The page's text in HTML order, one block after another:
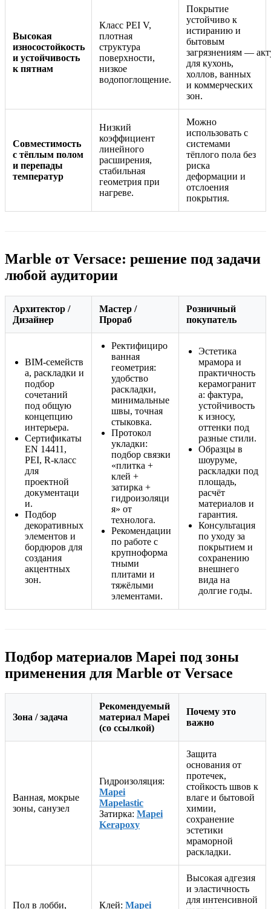
Высокая
износостойкость
и устойчивость
к пятнам
Класс PEI V,
плотная
структура
поверхности,
низкое
водопоглощение.
Покрытие
устойчиво к
истиранию и
бытовым
загрязнениям —
для кухонь,
холлов, ванных
и коммерческих
зон.
Совместимость
с тёплым полом
и перепады
температур
Низкий
коэффициент
линейного
расширения,
стабильная
геометрия при
нагреве.
Можно
использовать с
системами
тёплого пола без
риска
деформации и
отслоения
покрытия.
Marble от Versace: решение под задачи
любой аудитории
Архитектор /
Дизайнер
Мастер /
Прораб
Розничный
покупатель
BIM‑семейств
а, раскладки и
подбор
сочетаний
под общую
концепцию
интерьера.
Сертификаты
EN 14411,
PEI, R‑класс
для
проектной
документаци
и.
Подбор
декоративных
элементов и
бордюров для
создания
акцентных
зон.
Ректифициро
ванная
геометрия:
удобство
раскладки,
минимальные
швы, точная
стыковка.
Протокол
укладки:
подбор связки
«плитка +
клей +
затирка +
гидроизоляци
я» от
технолога.
Рекомендации
по работе с
крупноформа
тными
плитами и
тяжёлыми
элементами.
Эстетика
мрамора и
практичность
керамогранит
а: фактура,
устойчивость
к износу,
оттенки под
разные стили.
Образцы в
шоуруме,
раскладки под
площадь,
расчёт
материалов и
гарантия.
Консультация
по уходу за
покрытием и
сохранению
внешнего
вида на
долгие годы.
Подбор материалов Mapei под зоны
применения для Marble от Versace
Зона / задача
Рекомендуемый
материал Mapei
(со ссылкой)
Почему это
важно
Ванная, мокрые
зоны, санузел
Гидроизоляция:
Mapei
Mapelastic
Затирка: Mapei
Kerapoxy
Защита
основания от
протечек,
стойкость швов к
влаге и бытовой
химии,
сохранение
эстетики
мраморной
раскладки.
Пол в лобби,
Клей: Mapei
Высокая адгезия
и эластичность
для интенсивной